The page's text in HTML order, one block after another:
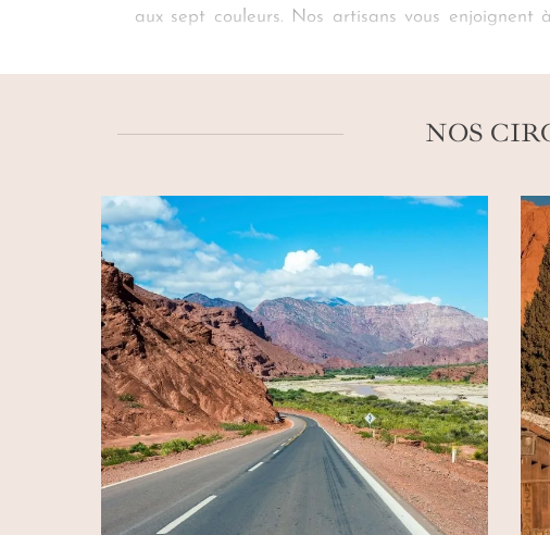
aux sept couleurs. Nos artisans vous
discrète dissimulée à 2 206 m d’altitude.
NOS